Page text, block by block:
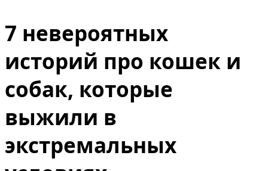
7 невероятных
историй про кошек и
собак, которые
выжили в
экстремальных